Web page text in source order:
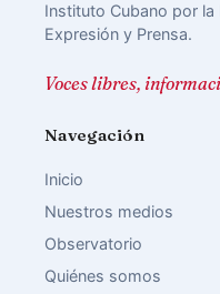
Instituto Cubano por la
Expresión y Prensa.
Voces libres,
Navegación
Inicio
Nuestros medios
Observatorio
Quiénes somos